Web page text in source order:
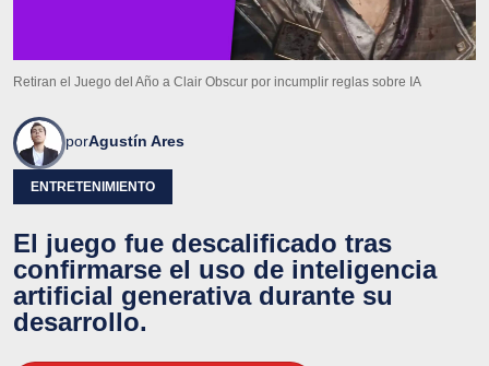
Retiran el Juego del Año a Clair Obscur por incumplir reglas sobre IA
porAgustín Ares
ENTRETENIMIENTO
El juego fue descalificado tras
confirmarse el uso de inteligencia
artificial generativa durante su
desarrollo.